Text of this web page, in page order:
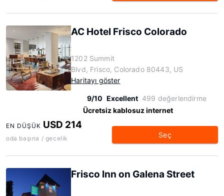
AC Hotel Frisco Colorado
1202 Summit
Blvd, Frisco, Colorado 80443, US
Haritayı göster
9/10 Excellent 499 değerlendirme
Ücretsiz kablosuz internet
EN DÜŞÜK USD 214
oda başına / gecelik Seç
Frisco Inn on Galena Street